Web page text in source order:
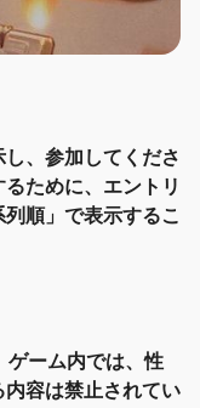
、参加してくださ
ために、エントリ
列順」 で表示するこ
ゲーム内では、性
容は禁止されてい